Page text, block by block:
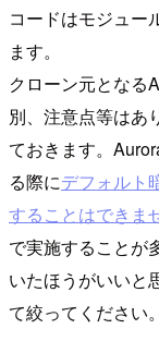
コードはモジュー
ます。
クローン元となる
別、注意点等はあ
ておきます。
る際にデフォルト
することはできま
で実施することが
いたほうがいいと
て絞ってください。